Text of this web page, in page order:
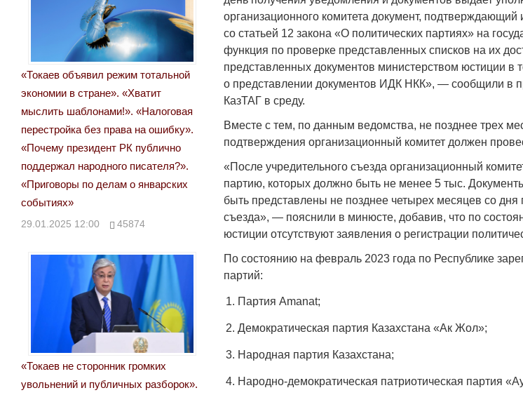
организационного комитета документ, подтверждающий
со статьей 12 закона «О политических партиях» на
функция по проверке представленных списков на их
представленных документов министерством юстиции в
о представлении документов ИДК НКК», — сообщили в
КазТАГ в среду.
Вместе с тем, по данным ведомства, не позднее трех
подтверждения организационный комитет должен
«После учредительного съезда организационный
партию, которых должно быть не менее 5 тыс.
быть представлены не позднее четырех месяцев со дня
съезда», — пояснили в минюсте, добавив, что по
юстиции отсутствуют заявления о регистрации
По состоянию на февраль 2023 года по Республике
партий:
Партия Amanat;
Демократическая партия Казахстана «Ак Жол»;
Народная партия Казахстана;
Народно-демократическая патриотическая партия
«Токаев объявил режим тотальной
экономии в стране». «Хватит
мыслить шаблонами!». «Налоговая
перестройка без права на ошибку».
«Почему президент РК публично
поддержал народного писателя?».
«Приговоры по делам о январских
событиях»
29.01.2025 12:00 45874
«Токаев не сторонник громких
увольнений и публичных разборок».